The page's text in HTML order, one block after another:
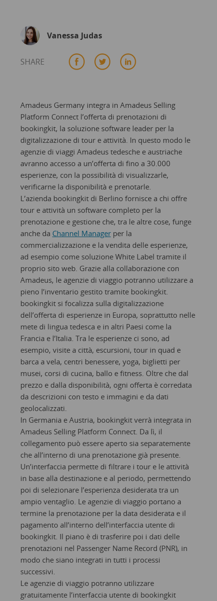
Vanessa Judas
SHARE
Amadeus Germany integra in Amadeus Selling
Platform Connect l’offerta di prenotazioni di
bookingkit, la soluzione software leader per la
digitalizzazione di tour e attività. In questo modo le
agenzie di viaggi Amadeus tedesche e austriache
avranno accesso a un’offerta di fino a 30.000
esperienze, con la possibilità di visualizzarle,
verificarne la disponibilità e prenotarle.
L’azienda bookingkit di Berlino fornisce a chi offre
tour e attività un software completo per la
prenotazione e gestione che, tra le altre cose, funge
anche da Channel Managerper la
commercializzazione e la vendita delle esperienze,
ad esempio come soluzione White Label tramite il
proprio sito web. Grazie alla collaborazione con
Amadeus, le agenzie di viaggio potranno utilizzare a
pieno l’inventario gestito tramite bookingkit.
bookingkit si focalizza sulla digitalizzazione
dell’offerta di esperienze in Europa, soprattutto nelle
mete di lingua tedesca e in altri Paesi come la
Francia e l’Italia. Tra le esperienze ci sono, ad
esempio, visite a città, escursioni, tour in quad e
barca a vela, centri benessere, yoga, biglietti per
musei, corsi di cucina, ballo e fitness. Oltre che dal
prezzo e dalla disponibilità, ogni offerta è corredata
da descrizioni con testo e immagini e da dati
geolocalizzati.
In Germania e Austria, bookingkit verrà integrata in
Amadeus Selling Platform Connect. Da lì, il
collegamento può essere aperto sia separatemente
che all’interno di una prenotazione già presente.
Un’interfaccia permette di filtrare i tour e le attività
in base alla destinazione e al periodo, permettendo
poi di selezionare l’esperienza desiderata tra un
ampio ventaglio. Le agenzie di viaggio portano a
termine la prenotazione per la data desiderata e il
pagamento all’interno dell’interfaccia utente di
bookingkit. Il piano è di trasferire poi i dati delle
prenotazioni nel Passenger Name Record (PNR), in
modo che siano integrati in tutti i processi
successivi.
Le agenzie di viaggio potranno utilizzare
gratuitamente l’interfaccia utente di bookingkit